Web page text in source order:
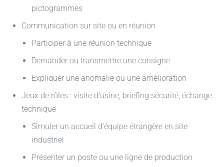
pictogrammes
Communication sur site ou en réunion
Participer à une réunion technique
Demander ou transmettre une consigne
Expliquer une anomalie ou une amélioration
Jeux de rôles : visite d’usine, briefing sécurité, échange
technique
Simuler un accueil d’équipe étrangère en site
industriel
Présenter un poste ou une ligne de production